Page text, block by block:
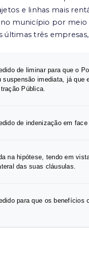
e linhas mais
município por
últimas três
de liminar para que o
imediata, já
Pública.
de indenização em
na hipótese, tendo em
das suas cláusulas.
para que os